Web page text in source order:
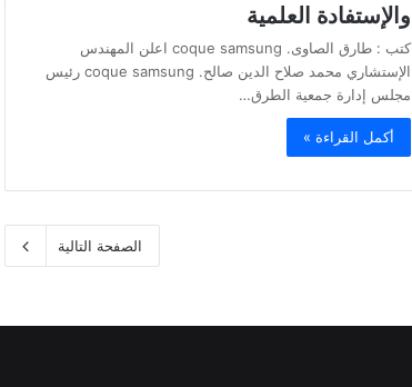
والإستفادة العلمية
كتب : طارق الصاوى. coque samsung اعلن المهندس
الإستشاري محمد صلاح الدين صالح. coque samsung رئيس
مجلس إدارة جمعية الطرق…
أكمل القراءة »
الصفحة التالية